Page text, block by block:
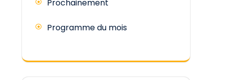
Prochainement
Programme du mois